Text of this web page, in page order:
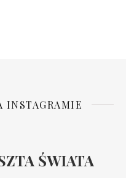
INSTAGRAMIE
ŚWIATA